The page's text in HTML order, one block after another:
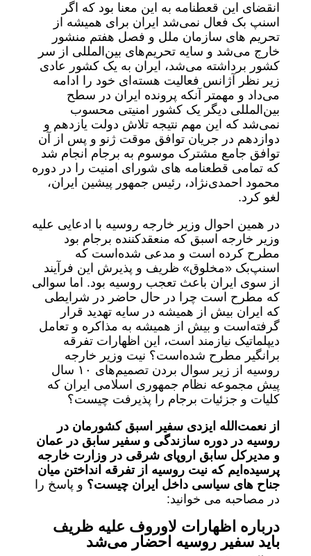
انقضای این قعطنامه به این معنا بود که اگر
اسنپ بک فعال نمی‌شد ایران برای همیشه از
تحریم های سازمان ملل و فصل هفتم منشور
خارج می‌شد و سایه تحریم‌های بین‌المللی از سر
کشور برداشته می‌شد، ایران به یک کشور عادی
زیر نظر آژانس فعالیت هسته‌ای خود را ادامه
می‌داد و مهمتر آنکه پرونده ایران در سطح
بین‌المللی دیگر یک کشور امنیتی محسوب
نمی‌شد که این مهم نتیجه تلاش دولت یازدهم و
دوازدهم در جریان توافق موقت ژنو و پس از آن
توافق جامع مشترک موسوم به برجام انجام شد
که تمامی قطعنامه های شورای امنیت را در دوره
محمود احمدی‌نژاد، رئیس جمهور پیشین ایران،
لغو کرد.
در همین احوال وزیر خارجه روسیه با ادعایی علیه
وزیر خارجه اسبق که منعقدکننده برجام بود
مطرح کرده است و مدعی شده‌است که
اسنپ‌بک «مخلوق» ظریف و پذیرش این فرآیند
از سوی ایران باعث تعجب روسیه بود. اما سوالی
که مطرح است چرا در حال حاضر در شرایطی
که ایران بیش از همیشه در سایه تهدید قرار
گرفته‌است و بیش از همیشه به مذاکره و تعامل
دیپلماتیک نیازمند است، این اظهارات تفرقه
برانگیر مطرح شده‌است؟ نیت وزیر خارجه
روسیه از زیر سوال بردن تصمیم‌های ۱۰ سال
پیش مجموعه نظام جمهوری اسلامی ایران که
کلیات و جزئیات برجام را پذیرفت چیست؟
از نعمت‌الله ایزدی سفیر اسبق کشورمان در
روسیه در دوره سازندگی و سفیر سابق در عمان
و مدیرکل سابق اروپای شرقی در وزارت خارجه
پرسیده‌ایم که نیت روسیه از تفرقه انداختن میان
جناح های سیاسی داخل ایران چیست؟ و پاسخ را
در مصاحبه می خوانید:
درباره اظهارات لاوروف علیه ظریف
باید سفیر روسیه احضار می‌شد